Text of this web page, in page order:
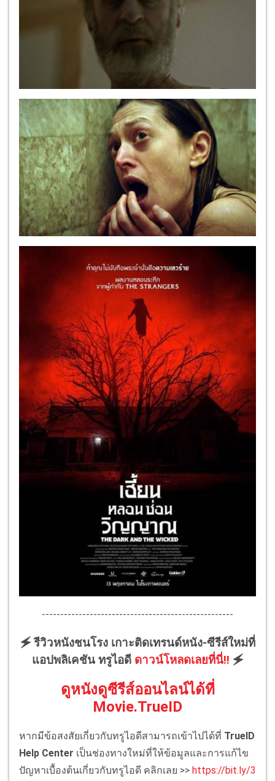
----------------------------------------------------
🗲 รีวิวหนังชนโรง เกาะติดเทรนด์หนัง-ซีรีส์ใหม่ที่
แอปพลิเคชัน ทรูไอดี ดาวน์โหลดเลยที่นี่!! 🗲
ดูหนังดูซีรีส์ออนไลน์ได้ที่
Movie.TrueID
หากมีข้อสงสัยเกี่ยวกับทรูไอดีสามารถเข้าไปได้ที่ TrueID
Help Center เป็นช่องทางใหม่ที่ให้ข้อมูลและการแก้ไข
ปัญหาเบื้องต้นเกี่ยวกับทรูไอดี คลิกเลย >> https://bit.ly/3